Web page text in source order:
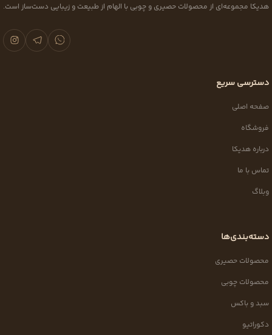
هدیکا مجموعه‌ای از محصولات حصیری و چوبی با الهام از طبیعت و زیبایی دست‌ساز است.
دسترسی سریع
صفحه اصلی
فروشگاه
درباره هدیکا
تماس با ما
وبلاگ
دسته‌بندی‌ها
محصولات حصیری
محصولات چوبی
سبد و باکس
دکوراتیو